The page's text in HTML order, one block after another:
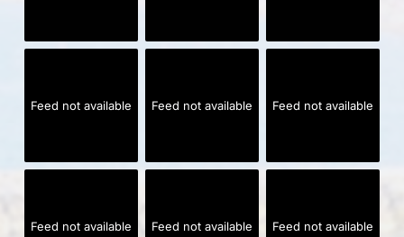
Feed not available Feed not available Feed not available
Feed not available Feed not available Feed not available